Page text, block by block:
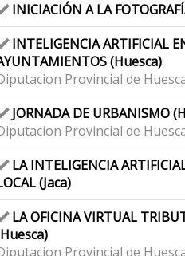
INICIACIÓN A LA
INTELIGENCIA ARTIFICIAL
(Huesca)
Provincial de
JORNADA DE URBANISMO
Provincial de
LA INTELIGENCIA
(Jaca)
LA OFICINA VIRTUAL
Provincial de